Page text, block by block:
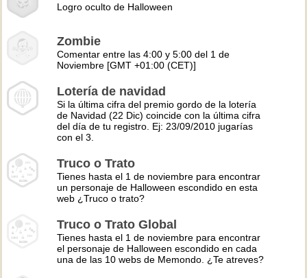
Logro oculto de Halloween
Zombie
Comentar entre las 4:00 y 5:00 del 1 de
Noviembre [GMT +01:00 (CET)]
Lotería de navidad
Si la última cifra del premio gordo de la lotería
de Navidad (22 Dic) coincide con la última cifra
del día de tu registro. Ej: 23/09/2010 jugarías
con el 3.
Truco o Trato
Tienes hasta el 1 de noviembre para encontrar
un personaje de Halloween escondido en esta
web ¿Truco o trato?
Truco o Trato Global
Tienes hasta el 1 de noviembre para encontrar
el personaje de Halloween escondido en cada
una de las 10 webs de Memondo. ¿Te atreves?